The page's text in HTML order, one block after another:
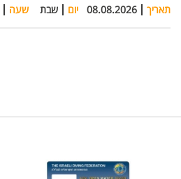
תאריך
08.08.2026 יום שבת שעה